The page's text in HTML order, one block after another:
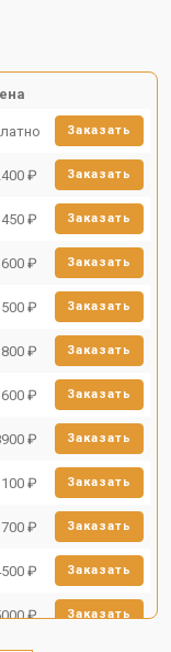
Заказать
₽ Заказать
₽ Заказать
₽ Заказать
₽ Заказать
₽ Заказать
₽ Заказать
₽ Заказать
₽ Заказать
₽ Заказать
₽ Заказать
₽ Заказать